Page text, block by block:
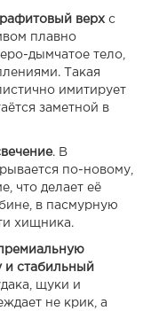
верх с
плавно
дымчатое тело
Такая
имитирует
заметной в
. В
по-новому,
что делает её
в пасмурную
хищника.
и стабильный
щуки и
не крик, а